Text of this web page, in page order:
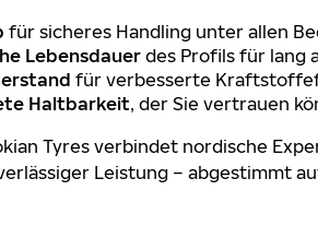
für sicheres Handling unter allen
Lebensdauer des Profils für lang
für verbesserte
Haltbarkeit, der Sie vertrauen
Tyres verbindet nordische
Leistung – abgestimmt